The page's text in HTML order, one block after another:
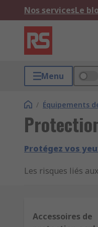
Nos servicesLe
Menu
/ Équipements
Protégez vos
Les risques liés
Nos
Accessoires de